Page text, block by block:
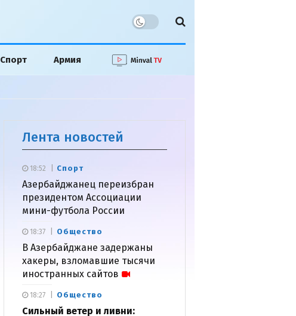
Спорт Армия
Лента новостей
Спорт
Азербайджанец переизбран
президентом Ассоциации
мини-футбола России
18:52
Общество
В Азербайджане задержаны
хакеры, взломавшие тысячи
иностранных сайтов
18:37
Общество
Сильный ветер и ливни:
18:27